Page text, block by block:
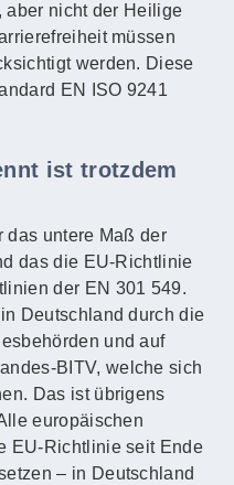
nicht der Heilige
müssen
werden. Diese
EN ISO 9241
ist trotzdem
das untere Maß der
das die EU-Richtlinie
der EN 301 549.
Deutschland durch die
und auf
BITV, welche sich
Das ist übrigens
europäischen
EU-Richtlinie seit Ende
– in Deutschland